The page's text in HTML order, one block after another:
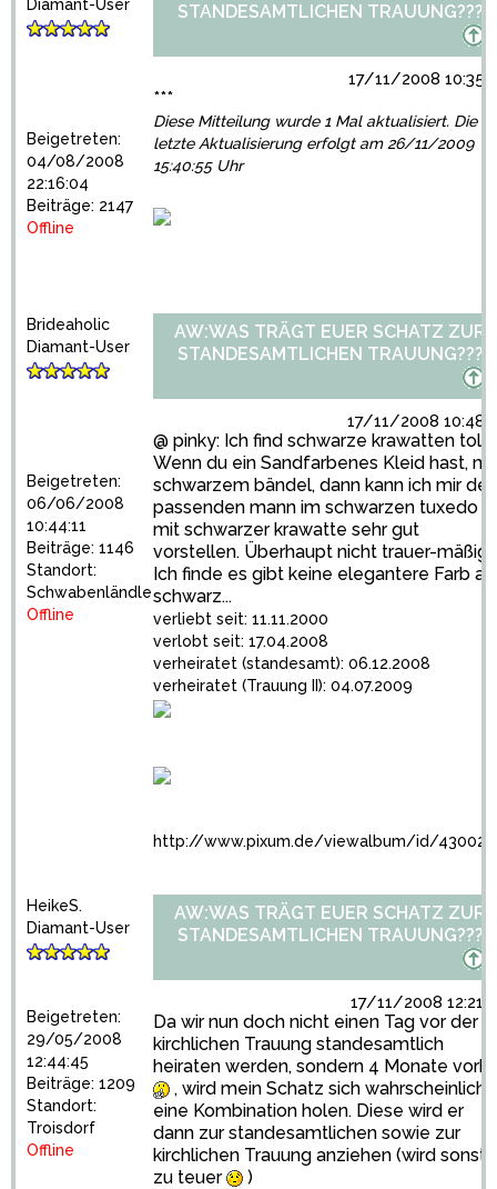
Diamant-User
Beigetreten:
04/08/2008
22:16:04
Beiträge: 2147
Offline
STANDESAMTLICHEN TRAUUNG???
17/11/2008
***
Diese Mitteilung wurde 1 Mal aktualisiert. Die
letzte Aktualisierung erfolgt am 26/11/2009
15:40:55 Uhr
Brideaholic
Diamant-User
Beigetreten:
06/06/2008
10:44:11
Beiträge: 1146
Standort:
Schwabenländle
Offline
AW:WAS TRÄGT EUER SCHATZ ZUR
STANDESAMTLICHEN TRAUUNG???
17/11/2008
@ pinky: Ich find schwarze krawatten toll.
Wenn du ein Sandfarbenes Kleid hast,
schwarzem bändel, dann kann ich mir den
passenden mann im schwarzen tuxedo
mit schwarzer krawatte sehr gut
vorstellen. Überhaupt nicht trauer-mäßig.
Ich finde es gibt keine elegantere Farb als
schwarz...
verliebt seit: 11.11.2000
verlobt seit: 17.04.2008
verheiratet (standesamt): 06.12.2008
verheiratet (Trauung II): 04.07.2009
http://www.pixum.de/viewalbum/id/
HeikeS.
Diamant-User
Beigetreten:
29/05/2008
12:44:45
Beiträge: 1209
Standort:
Troisdorf
Offline
AW:WAS TRÄGT EUER SCHATZ ZUR
STANDESAMTLICHEN TRAUUNG???
17/11/2008
Da wir nun doch nicht einen Tag vor der
kirchlichen Trauung standesamtlich
heiraten werden, sondern 4 Monate
, wird mein Schatz sich wahrscheinlich
eine Kombination holen. Diese wird er
dann zur standesamtlichen sowie zur
kirchlichen Trauung anziehen (wird sonst
zu teuer
)